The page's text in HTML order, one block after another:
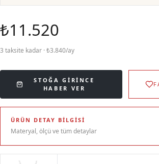
₺11.520
3 taksite kadar · ₺3.840/ay
STOĞA GIRINCE
HABER VER
ÜRÜN DETAY BILGISI
Materyal, ölçü ve tüm detaylar